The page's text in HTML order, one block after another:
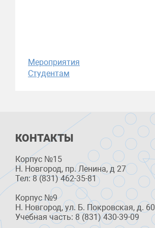
Мероприятия
Студентам
КОНТАКТЫ
Корпус №15
Н. Новгород, пр. Ленина, д 27
Тел: 8 (831) 462-35-81
Корпус №9
Н. Новгород, ул. Б. Покровская, д. 60
Учебная часть: 8 (831) 430-39-09